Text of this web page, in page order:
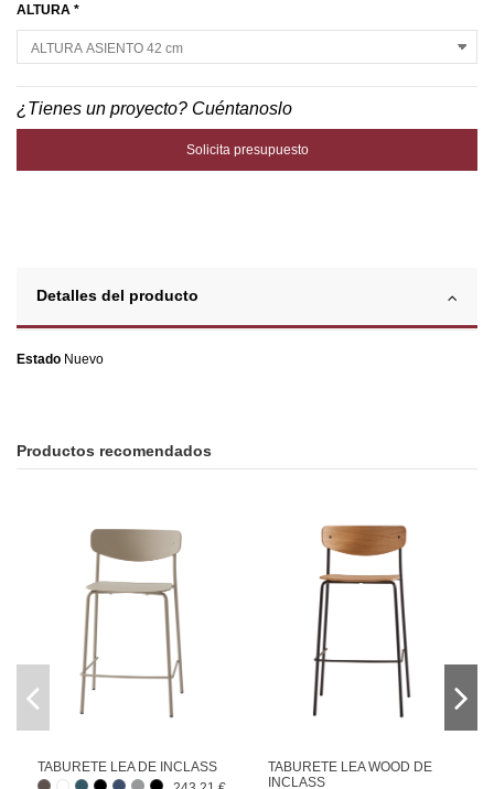
ALTURA *
¿Tienes un proyecto? Cuéntanoslo
Solicita presupuesto
Detalles del producto
Estado Nuevo
Productos recomendados
TABURETE LEA DE INCLASS
TABURETE LEA WOOD DE
INCLASS